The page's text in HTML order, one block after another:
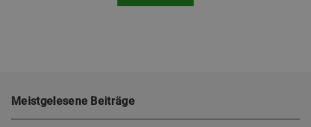
Meistgelesene Beiträge